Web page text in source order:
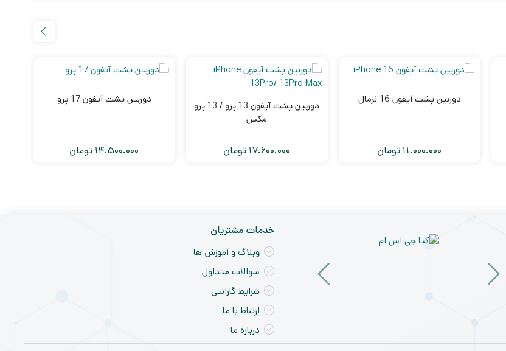
دوربین پشت آیفون 16 نرمال
11.000.000 تومان
دوربین پشت آیفون 13 پرو / 13 پرو
مکس
17.600.000 تومان
دوربین پشت آیفون 17 پرو
14.500.000 تومان
خدمات مشتریان
وبلاگ و آموزش ها
سوالات متداول
شرایط گارانتی
ارتباط با ما
درباره ما